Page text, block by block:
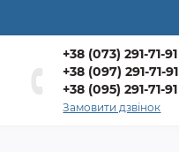
+38 (073) 291-71-91
+38 (097) 291-71-91
+38 (095) 291-71-91
Замовити дзвінок